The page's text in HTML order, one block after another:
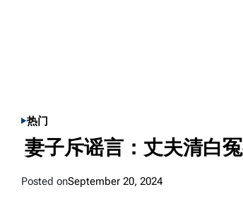
POSTED
IN
热门
妻子斥谣言：丈夫清白
Posted onSeptember 20, 2024